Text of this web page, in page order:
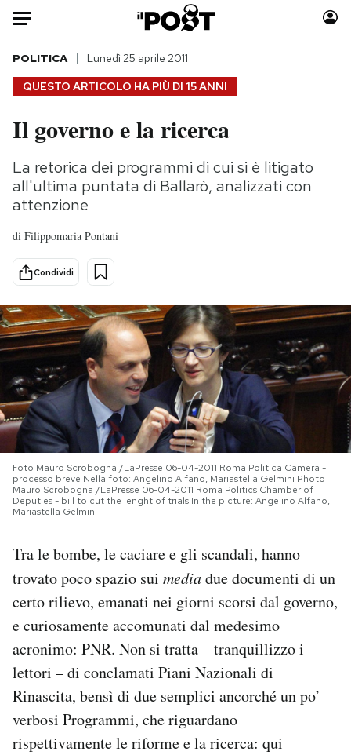
Auto
HOME
Italia
Politica
Tecnologia
Scienza
Cultura
Economia
Sport
Moda
Consumismi
Mondiali calcio 2026
PODCAST
NEWSLETTER
I MIEI PREFERITI
CALENDARIO
AREA PERSONALE
Area Personale
Newsletter
Notifiche mobile
Regala il Post
QUESTO ARTICOLO HA PIÙ DI 15 ANNI
POLITICA Lunedì 25 aprile 2011
Il governo e la ricerca
La retorica dei programmi di cui si è litigato
all'ultima puntata di Ballarò, analizzati con
attenzione
di Filippomaria Pontani
Condividi
Foto Mauro Scrobogna /LaPresse 06-04-2011 Roma Politica Camera -
processo breve Nella foto: Angelino Alfano, Mariastella Gelmini Photo
Mauro Scrobogna /LaPresse 06-04-2011 Roma Politics Chamber of
Deputies - bill to cut the lenght of trials In the picture: Angelino Alfano,
Mariastella Gelmini
Tra le bombe, le caciare e gli scandali, hanno
trovato poco spazio sui mediadue documenti di un
certo rilievo, emanati nei giorni scorsi dal governo,
e curiosamente accomunati dal medesimo
acronimo: PNR. Non si tratta – tranquillizzo i
lettori – di conclamati Piani Nazionali di
Rinascita, bensì di due semplici ancorché un po’
verbosi Programmi, che riguardano
rispettivamente le riforme e la ricerca: qui